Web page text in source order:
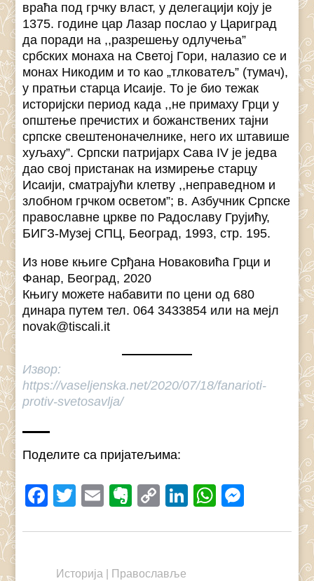
враћа под грчку власт, у делегацији коју је
1375. године цар Лазар послао у Цариград
да поради на ,,разрешењу одлучења”
србских монаха на Светој Гори, налазио се и
монах Никодим и то као „тлковатељ” (тумач),
у пратњи старца Исаије. То је био тежак
историјски период када ,,не примаху Грци у
општење пречистих и божанствених тајни
српске свештеноначелнике, него их штавише
хуљаху”. Српски патријарх Сава IV је једва
дао свој пристанак на измирење старцу
Исаији, сматрајући клетву ,,неправедном и
злобном грчком осветом”; в. Азбучник Српске
православне цркве по Радославу Грујићу,
БИГЗ-Музеј СПЦ, Београд, 1993, стр. 195.
Из нове књиге Срђана Новаковића Грци и
Фанар, Београд, 2020
Књигу можете набавити по цени од 680
динара путем тел. 064 3433854 или на мејл
novak@tiscali.it
Извор:
https://vaseljenska.net/2020/07/18/fanarioti-
protiv-svetosavlja/
Поделите са пријатељима:
Facebook
Twitter
EmailEvernote
CopyLinkedIn
Историја
Православље